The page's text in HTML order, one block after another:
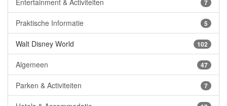
7
5
Praktische Informatie
102
Walt Disney World
47
Algemeen
7
Parken & Activiteiten